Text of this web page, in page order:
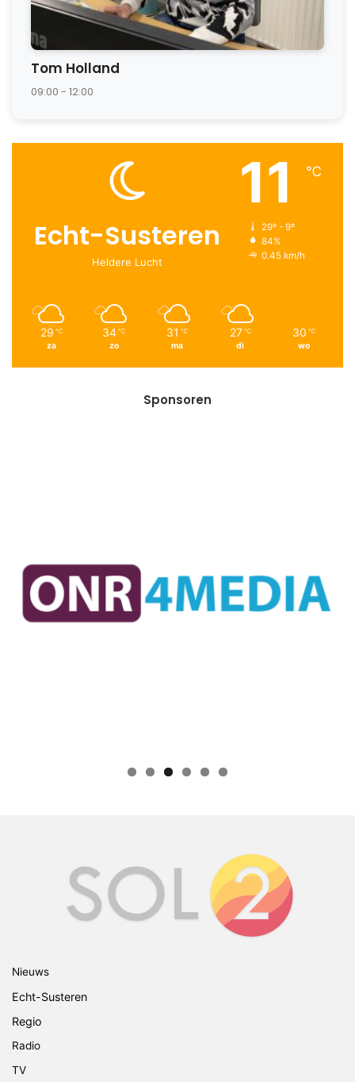
Tom Holland
09:00 - 12:00
Echt-Susteren
Heldere Lucht
11 ℃
29º - 9º
84%
0.45 km/h
29 ℃
za
34 ℃
zo
31 ℃
ma
27 ℃
di
30 ℃
wo
Sponsoren
Nieuws
Echt-Susteren
Regio
Radio
TV